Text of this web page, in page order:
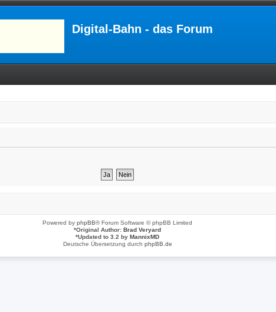
Digital-Bahn - das Forum
Powered by phpBB® Forum Software © phpBB Limited
*Original Author: Brad Veryard
*Updated to 3.2 by MannixMD
Deutsche Übersetzung durch phpBB.de